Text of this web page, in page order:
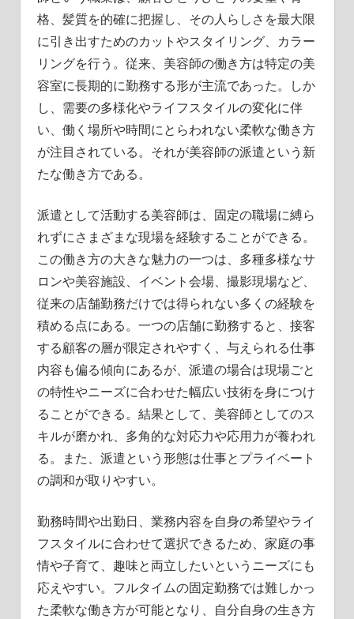
格、髪質を的確に把握し、その人らしさを最大限
に引き出すためのカットやスタイリング、カラー
リングを行う。従来、美容師の働き方は特定の美
容室に長期的に勤務する形が主流であった。しか
し、需要の多様化やライフスタイルの変化に伴
い、働く場所や時間にとらわれない柔軟な働き方
が注目されている。それが美容師の派遣という新
たな働き方である。
派遣として活動する美容師は、固定の職場に縛ら
れずにさまざまな現場を経験することができる。
この働き方の大きな魅力の一つは、多種多様なサ
ロンや美容施設、イベント会場、撮影現場など、
従来の店舗勤務だけでは得られない多くの経験を
積める点にある。一つの店舗に勤務すると、接客
する顧客の層が限定されやすく、与えられる仕事
内容も偏る傾向にあるが、派遣の場合は現場ごと
の特性やニーズに合わせた幅広い技術を身につけ
ることができる。結果として、美容師としてのス
キルが磨かれ、多角的な対応力や応用力が養われ
る。また、派遣という形態は仕事とプライベート
の調和が取りやすい。
勤務時間や出勤日、業務内容を自身の希望やライ
フスタイルに合わせて選択できるため、家庭の事
情や子育て、趣味と両立したいというニーズにも
応えやすい。フルタイムの固定勤務では難しかっ
た柔軟な働き方が可能となり、自分自身の生き方